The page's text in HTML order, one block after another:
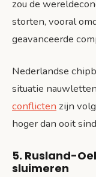
zou de
storten, vooral
geavanceerde
Nederlandse
situatie
conflicten zijn
hoger dan ooit
5. Rusland-
sluimeren